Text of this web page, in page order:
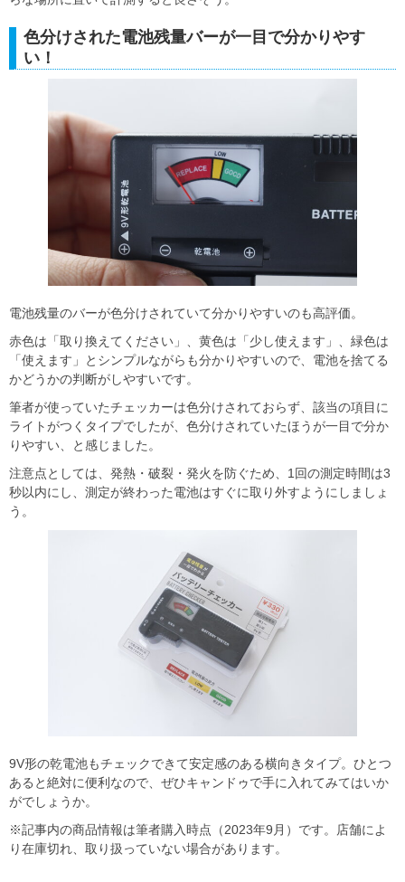
色分けされた電池残量バーが一目で分かりやす
い！
電池残量のバーが色分けされていて分かりやすいのも高評価。
赤色は「取り換えてください」、黄色は「少し使えます」、緑色は
「使えます」とシンプルながらも分かりやすいので、電池を捨てる
かどうかの判断がしやすいです。
筆者が使っていたチェッカーは色分けされておらず、該当の項目に
ライトがつくタイプでしたが、色分けされていたほうが一目で分か
りやすい、と感じました。
注意点としては、発熱・破裂・発火を防ぐため、1回の測定時間は3
秒以内にし、測定が終わった電池はすぐに取り外すようにしましょ
う。
9V形の乾電池もチェックできて安定感のある横向きタイプ。ひとつ
あると絶対に便利なので、ぜひキャンドゥで手に入れてみてはいか
がでしょうか。
※記事内の商品情報は筆者購入時点（2023年9月）です。店舗によ
り在庫切れ、取り扱っていない場合があります。